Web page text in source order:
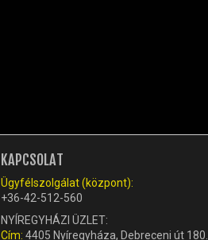
KAPCSOLAT
Ügyfélszolgálat (központ):
+36-42-512-560
NYÍREGYHÁZI ÜZLET:
Cím: 4405 Nyíregyháza, Debreceni út 180.